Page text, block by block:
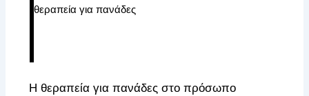
θεραπεία για πανάδες
Η θεραπεία για πανάδες στο πρόσωπο